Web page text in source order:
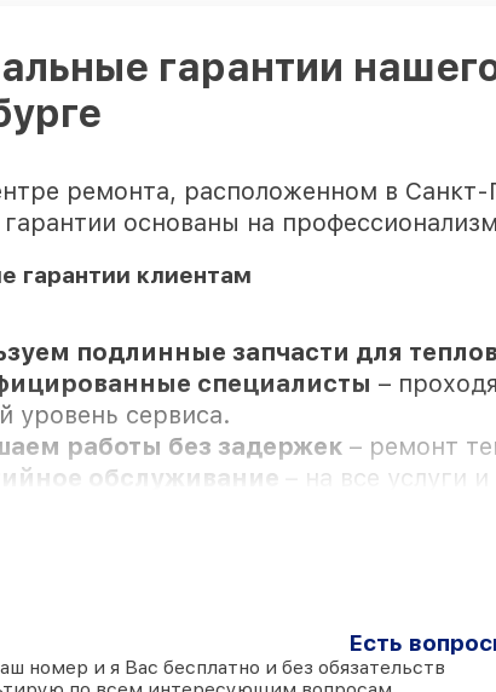
гарантии
ремонта, расположенном в
основаны на
гарантии клиентам
подлинные запчасти для
специалисты –
уровень сервиса.
работы без задержек – ремонт
обслуживание
– на все услуги
по ремонту исполняются в
Есть
номер и я Вас бесплатно и без обязательств